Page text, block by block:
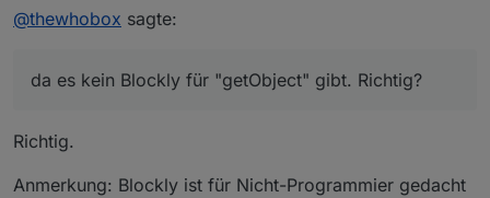
@thewhobox sagte:
da es kein Blockly für "getObject" gibt. Richtig?
Richtig.
Anmerkung: Blockly ist für Nicht-Programmier gedacht